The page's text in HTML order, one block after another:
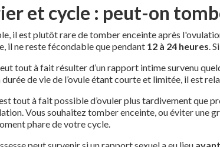
et cycle : peut-on
il est plutôt rare de tomber enceinte après
il ne reste fécondable que pendant 12 à 24 heures.
tout à fait résulter d’un rapport intime survenu
durée de vie de l’ovule étant courte et limitée, il est
tout à fait possible d’ovuler plus tardivement que
Vous souhaitez tomber enceinte, ou éviter une
phare de votre cycle.